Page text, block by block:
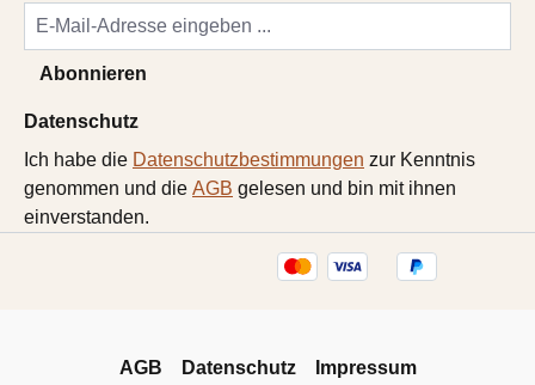
Abonnieren
Datenschutz
Ich habe die Datenschutzbestimmungen zur Kenntnis
genommen und die AGB gelesen und bin mit ihnen
einverstanden.
AGB Datenschutz Impressum